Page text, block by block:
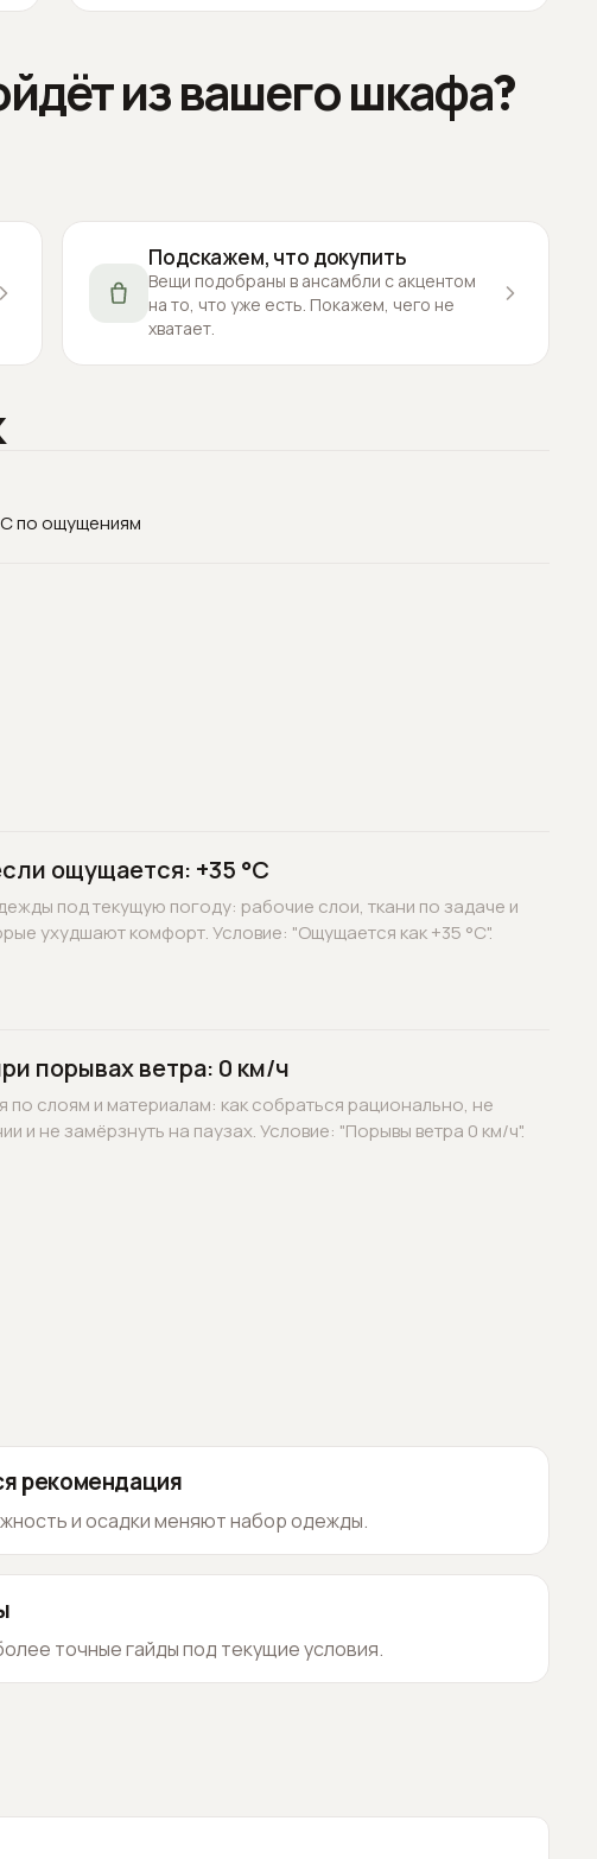
из вашего шкафа?
Подскажем, что докупить
Вещи подобраны в ансамбли с акцентом
на то, что уже есть. Покажем, чего не
хватает.
по ощущениям
ощущается: +35 °C
под текущую погоду: рабочие слои, ткани по задаче и
ухудшают комфорт. Условие: "Ощущается как +35 °C".
порывах ветра: 0 км/ч
по слоям и материалам: как собраться рационально, не
и не замёрзнуть на паузах. Условие: "Порывы ветра 0 км/ч".
рекомендация
и осадки меняют набор одежды.
точные гайды под текущие условия.